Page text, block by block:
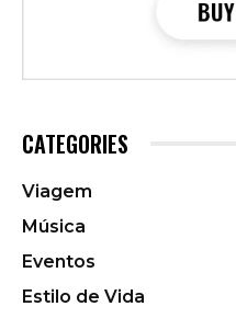
CATEGORIES
Viagem
Música
Eventos
Estilo de Vida